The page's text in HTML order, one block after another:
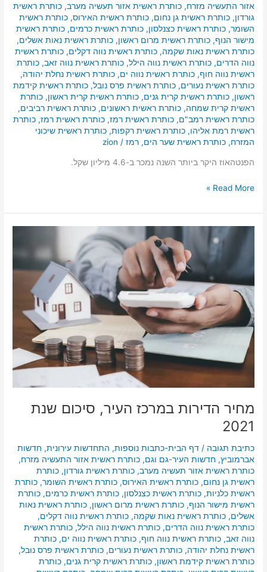
אזור התעשיה מזרח,כותרת ראשית אזור תעשיה מערב,כותרת ראשית
גורדון,כותרת ראשית גן נחום,כותרת ראשית האירוס,כותרת ראשית
השומר,כותרת ראשית כצנלסון,כותרת ראשית כרמים,כותרת ראשית
מישור הנוף,כותרת ראשית מרום ראשון,כותרת ראשית נאות אשלים,
כותרת ראשית נאות שקמה,כותרת ראשית נווה דקלים,כותרת ראשית
נווה הדרים,כותרת ראשית נווה הילל,כותרת ראשית נווה זאב,כותרת
ראשית נווה חוף,כותרת ראשית נווה ים,כותרת ראשית נחלת יהודה,
כותרת ראשית נעורים,כותרת ראשית פרס נובל,כותרת ראשית קידמת
ראשון,כותרת ראשית קרית גנים,כותרת ראשית קרית ראשון,כותרת
ראשית קרית שמחה,כותרת ראשית ראשונים,כותרת ראשית רביבים,
כותרת ראשית רמב"ם,כותרת ראשית רמז,כותרת ראשית רמז,כותרת
ראשית רמת אליהו,כותרת ראשית רקפות,כותרת ראשית שיכוני
המזרח,כותרת ראשית שער הים,רמז /
zion
הפנטהאוז היקר ביותר השנה נמכר ב-4.6 מיליון שקל.
Read More »
מחיר הדירות במרכז העיר, סיכום שנת
2021
כתיבת תגובה /דף הבית-כתבות נוספות, התחדשות עירונית,חדשות
אברמוביץ,חדשות העיר-גם וגם,כותרת ראשית אזור התעשיה מזרח,
כותרת ראשית אזור תעשיה מערב,כותרת ראשית גורדון,כותרת
ראשית גן נחום,כותרת ראשית האירוס,כותרת ראשית השומר,כותרת
ראשית כלניות,כותרת ראשית כצנלסון,כותרת ראשית כרמים,כותרת
ראשית מישור הנוף,כותרת ראשית מרום ראשון,כותרת ראשית נאות
אשלים,כותרת ראשית נאות שקמה,כותרת ראשית נווה דקלים,
כותרת ראשית נווה הדרים,כותרת ראשית נווה הילל,כותרת ראשית
נווה זאב,כותרת ראשית נווה חוף,כותרת ראשית נווה ים,כותרת
ראשית נחלת יהודה,כותרת ראשית נעורים,כותרת ראשית פרס נובל,
כותרת ראשית קידמת ראשון,כותרת ראשית קרית גנים,כותרת
העיר,
סיכום
שנת
2021